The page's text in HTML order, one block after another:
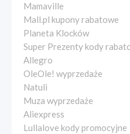
Mamaville
Mall.pl kupony rabatowe
Planeta Klocków
Super Prezenty kody
Allegro
OleOle! wyprzedaże
Natuli
Muza wyprzedaże
Aliexpress
Lullalove kody promocyjne